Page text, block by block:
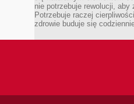
nie potrzebuje rewolucji, aby
Potrzebuje raczej
zdrowie buduje się